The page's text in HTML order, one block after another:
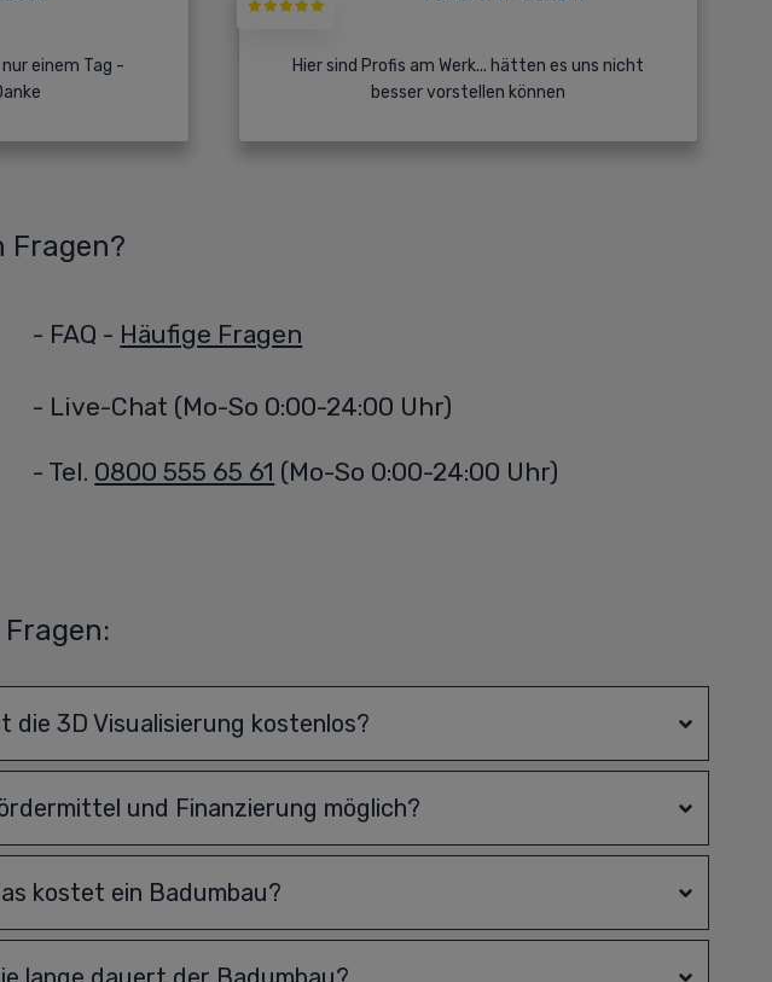
einem Tag -
Hier sind Profis am Werk... hätten es uns nicht
besser vorstellen können
Fragen?
- FAQ - Häufige Fragen
- Live-Chat (Mo-So 0:00-24:00 Uhr)
- Tel. 0800 555 65 61 (Mo-So 0:00-24:00 Uhr)
Fragen:
die 3D Visualisierung kostenlos?
und Finanzierung möglich?
kostet ein Badumbau?